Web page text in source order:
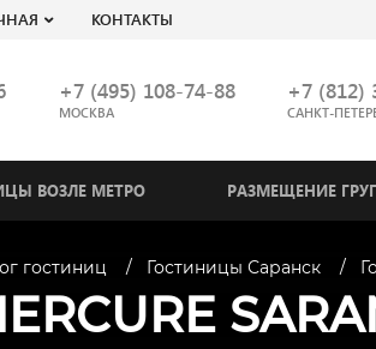
КОНТАКТЫ
+7 (495) 108-74-88
МОСКВА
+7 (812)
САНКТ-
ВОЗЛЕ МЕТРО РАЗМЕЩЕНИЕ
гостиниц Гостиницы Саранск